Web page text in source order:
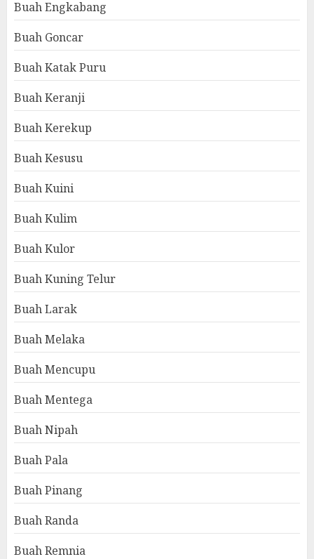
Buah Engkabang
Buah Goncar
Buah Katak Puru
Buah Keranji
Buah Kerekup
Buah Kesusu
Buah Kuini
Buah Kulim
Buah Kulor
Buah Kuning Telur
Buah Larak
Buah Melaka
Buah Mencupu
Buah Mentega
Buah Nipah
Buah Pala
Buah Pinang
Buah Randa
Buah Remnia